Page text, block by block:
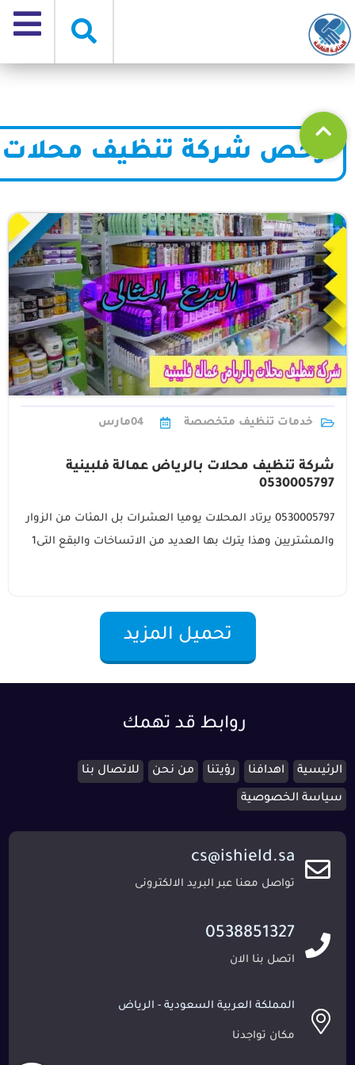
ارخص شركة تنظيف محلات
خدمات تنظيف متخصصة 04مارس
شركة تنظيف محلات بالرياض عمالة فلبينية
0530005797
0530005797 يرتاد المحلات يوميا العشرات بل المئات من الزوار
والمشتريين وهذا يترك بها العديد من الاتساخات والبقع التى1
تحميل المزيد
روابط قد تهمك
الرئيسية اهدافنا رؤيتنا من نحن للاتصال بنا
سياسة الخصوصية
cs@ishield.sa
تواصل معنا عبر البريد الالكترونى
0538851327
اتصل بنا الان
المملكة العربية السعودية - الرياض
مكان تواجدنا